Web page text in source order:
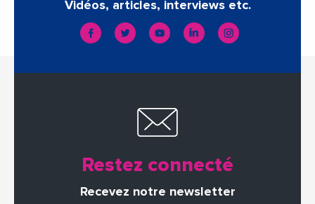
Vidéos, articles, interviews etc.
Restez connecté
Recevez notre newsletter